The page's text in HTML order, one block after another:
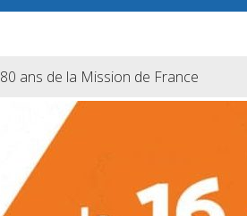
80 ans de la Mission de France